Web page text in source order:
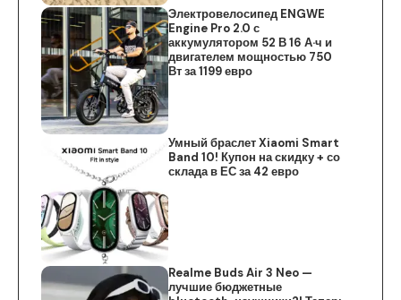
Электровелосипед ENGWE
Engine Pro 2.0 с
аккумулятором 52 В 16 А·ч и
двигателем мощностью 750
Вт за 1199 евро
Умный браслет Xiaomi Smart
Band 10! Купон на скидку + со
склада в ЕС за 42 евро
Realme Buds Air 3 Neo —
лучшие бюджетные